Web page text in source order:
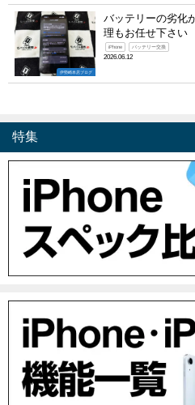
伊勢崎本店ブログ
バッテリーの劣化
理もお任せ下さい
iPhone バッテリー交換
2026.06.12
特集